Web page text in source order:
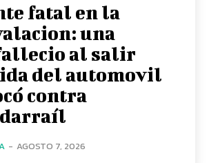
fatal en la
una
al salir
del automovil
contra
- AGOSTO 7, 2026